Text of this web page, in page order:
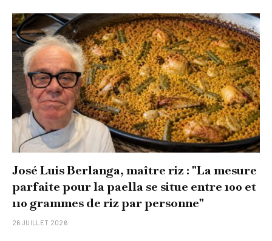
José Luis Berlanga, maître riz : "La mesure
parfaite pour la paella se situe entre 100 et
110 grammes de riz par personne"
26 JUILLET 2026